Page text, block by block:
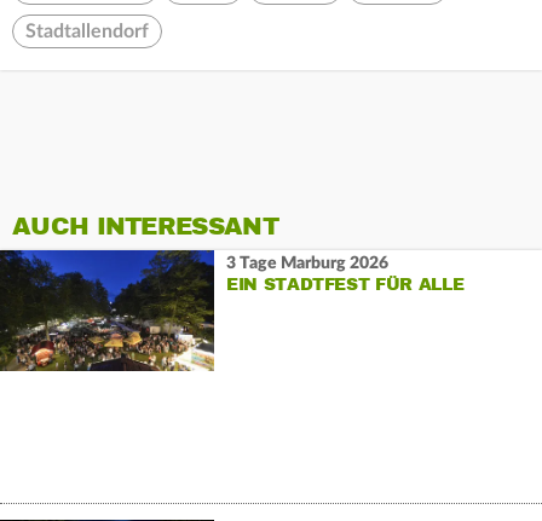
Stadtallendorf
AUCH INTERESSANT
3 Tage Marburg 2026
EIN STADTFEST FÜR ALLE